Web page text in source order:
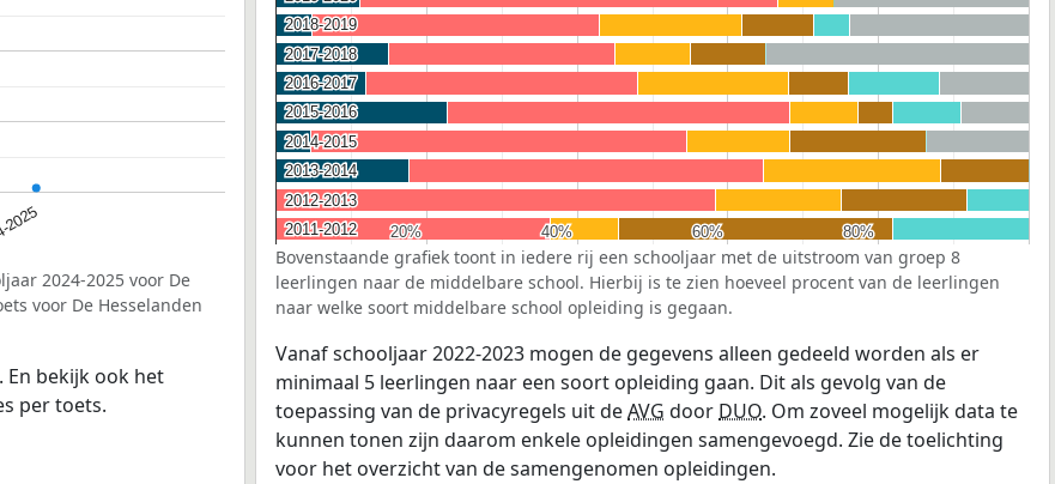
2024-2025 voor De
voor De Hesselanden
. En bekijk ook het
per toets.
20%
20% 40%
40% 60%
60% 80%
80%
2018-2019
2018-2019
2017-2018
2017-2018
2016-2017
2016-2017
2015-2016
2015-2016
2014-2015
2014-2015
2013-2014
2013-2014
2012-2013
2012-2013
2011-2012
2011-2012
Bovenstaande grafiek toont in iedere rij een schooljaar met de uitstroom van groep 8
leerlingen naar de middelbare school. Hierbij is te zien hoeveel procent van de leerlingen
naar welke soort middelbare school opleiding is gegaan.
Vanaf schooljaar 2022-2023 mogen de gegevens alleen gedeeld worden als er
minimaal 5 leerlingen naar een soort opleiding gaan. Dit als gevolg van de
toepassing van de privacyregels uit deAVG door DUO. Om zoveel mogelijk data te
kunnen tonen zijn daarom enkele opleidingen samengevoegd. Zie de toelichting
voor het overzicht van de samengenomen opleidingen.